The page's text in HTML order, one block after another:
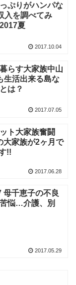
ぷりがハンパな
入を調べてみ
夏
2017.10.04
らす大家族中山
生活出来る島な
は？
2017.07.05
ト大家族奮闘
大家族が2ヶ月で
!!
2017.06.28
母千恵子の不良
悩…介護、別
2017.05.29